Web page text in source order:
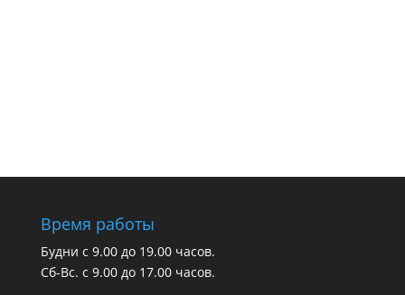
Время работы
Будни с 9.00 до 19.00 часов.
Сб-Вс. с 9.00 до 17.00 часов.